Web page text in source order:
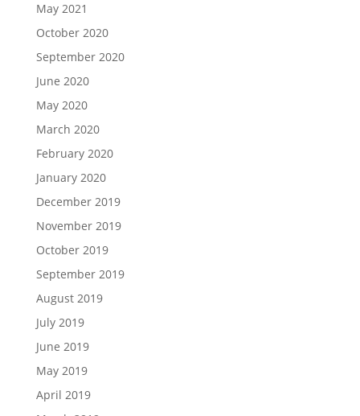
May 2021
October 2020
September 2020
June 2020
May 2020
March 2020
February 2020
January 2020
December 2019
November 2019
October 2019
September 2019
August 2019
July 2019
June 2019
May 2019
April 2019